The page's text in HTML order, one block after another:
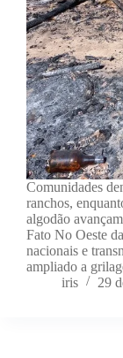
Comunidades
ranchos,
algodão
Fato No Oeste
nacionais e
ampliado a
iris
29